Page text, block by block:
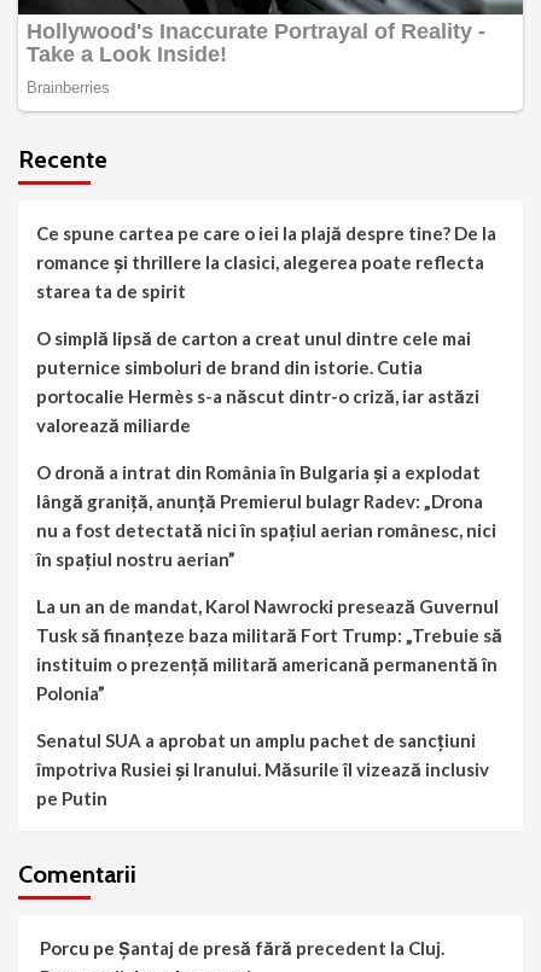
Recente
Ce spune cartea pe care o iei la plajă despre tine? De la
romance și thrillere la clasici, alegerea poate reflecta
starea ta de spirit
O simplă lipsă de carton a creat unul dintre cele mai
puternice simboluri de brand din istorie. Cutia
portocalie Hermès s-a născut dintr-o criză, iar astăzi
valorează miliarde
O dronă a intrat din România în Bulgaria și a explodat
lângă graniță, anunță Premierul bulagr Radev: „Drona
nu a fost detectată nici în spațiul aerian românesc, nici
în spațiul nostru aerian”
La un an de mandat, Karol Nawrocki presează Guvernul
Tusk să finanțeze baza militară Fort Trump: „Trebuie să
instituim o prezență militară americană permanentă în
Polonia”
Senatul SUA a aprobat un amplu pachet de sancțiuni
împotriva Rusiei și Iranului. Măsurile îl vizează inclusiv
pe Putin
Comentarii
Porcu pe Șantaj de presă fără precedent la Cluj.